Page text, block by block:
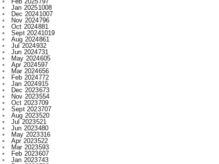
Jan 20251008
Dec 20241007
Nov 2024796
Oct 2024881
Sept 20241019
Aug 2024861
Jul 2024932
Jun 2024731
May 2024605
Apr 2024597
Mar 2024656
Feb 2024772
Jan 2024915
Dec 2023673
Nov 2023554
Oct 2023709
Sept 2023707
Aug 2023520
Jul 2023521
Jun 2023480
May 2023316
Apr 2023522
Mar 2023593
Feb 2023607
Jan 2023743